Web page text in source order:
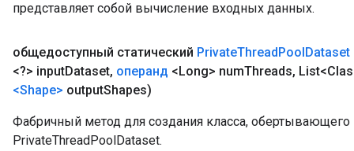
представляет собой вычисление входных данных.
общедоступный статический PrivateThreadPoolDataset
<?> inputDataset, операнд <Long> numThreads,
<Shape> outputShapes)
Фабричный метод для создания класса,
PrivateThreadPoolDataset.